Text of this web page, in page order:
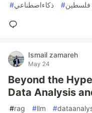
#ذكاءاصطناعي #فلسطين
Ismail zamareh
May 24
Beyond the
Data Analysis
#rag #llm #